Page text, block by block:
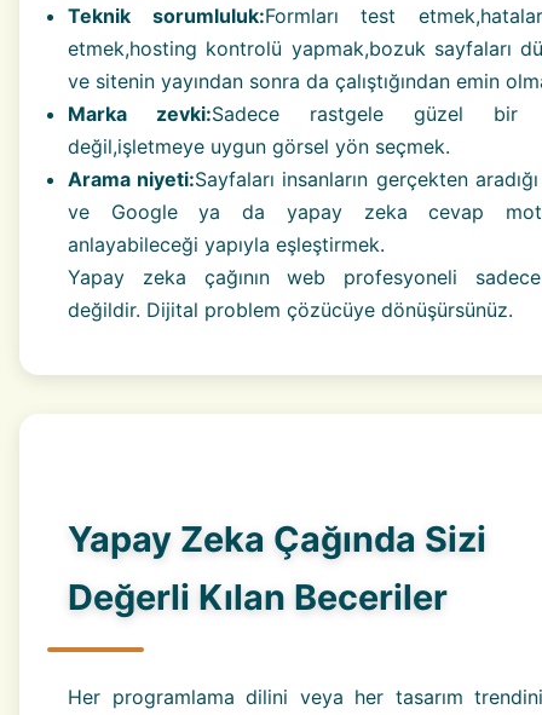
Teknik sorumluluk:Formları test
etmek,hosting kontrolü yapmak,bozuk sayfaları
ve sitenin yayından sonra da çalıştığından emin
Marka zevki:Sadece rastgele güzel bir
değil,işletmeye uygun görsel yön seçmek.
Arama niyeti:Sayfaları insanların gerçekten
ve Google ya da yapay zeka cevap
anlayabileceği yapıyla eşleştirmek.
Yapay zeka çağının web profesyoneli
değildir. Dijital problem çözücüye dönüşürsünüz.
Yapay Zeka Çağında Sizi
Değerli Kılan Beceriler
Her programlama dilini veya her tasarım